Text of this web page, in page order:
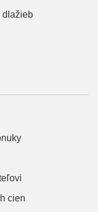
dlažieb
cien